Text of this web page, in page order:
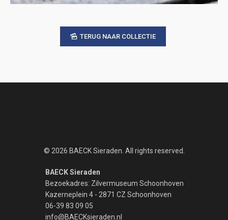
TERUG NAAR COLLECTIE
© 2026 BAECK Sieraden. All rights reserved.
BAECK Sieraden
Bezoekadres: Zilvermuseum Schoonhoven
Kazerneplein 4 - 2871 CZ Schoonhoven
06-39 83 09 05
info@BAECKsieraden.nl